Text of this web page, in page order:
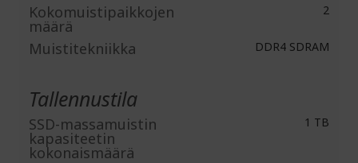
Kokomuistipaikkojen
määrä
2
Muistitekniikka DDR4 SDRAM
Tallennustila
SSD-massamuistin
kapasiteetin
kokonaismäärä
1 TB